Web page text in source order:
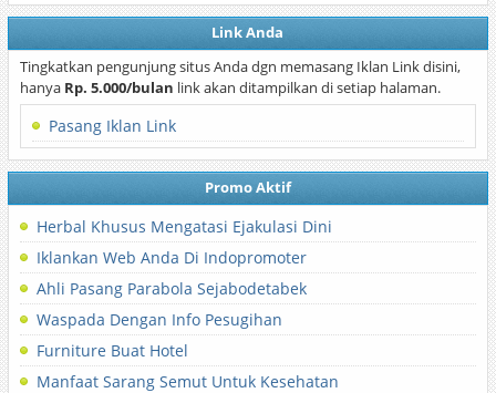
Link Anda
Tingkatkan pengunjung situs Anda dgn memasang Iklan Link disini,
hanya Rp. 5.000/bulan link akan ditampilkan di setiap halaman.
Pasang Iklan Link
Promo Aktif
Herbal Khusus Mengatasi Ejakulasi Dini
Iklankan Web Anda Di Indopromoter
Ahli Pasang Parabola Sejabodetabek
Waspada Dengan Info Pesugihan
Furniture Buat Hotel
Manfaat Sarang Semut Untuk Kesehatan